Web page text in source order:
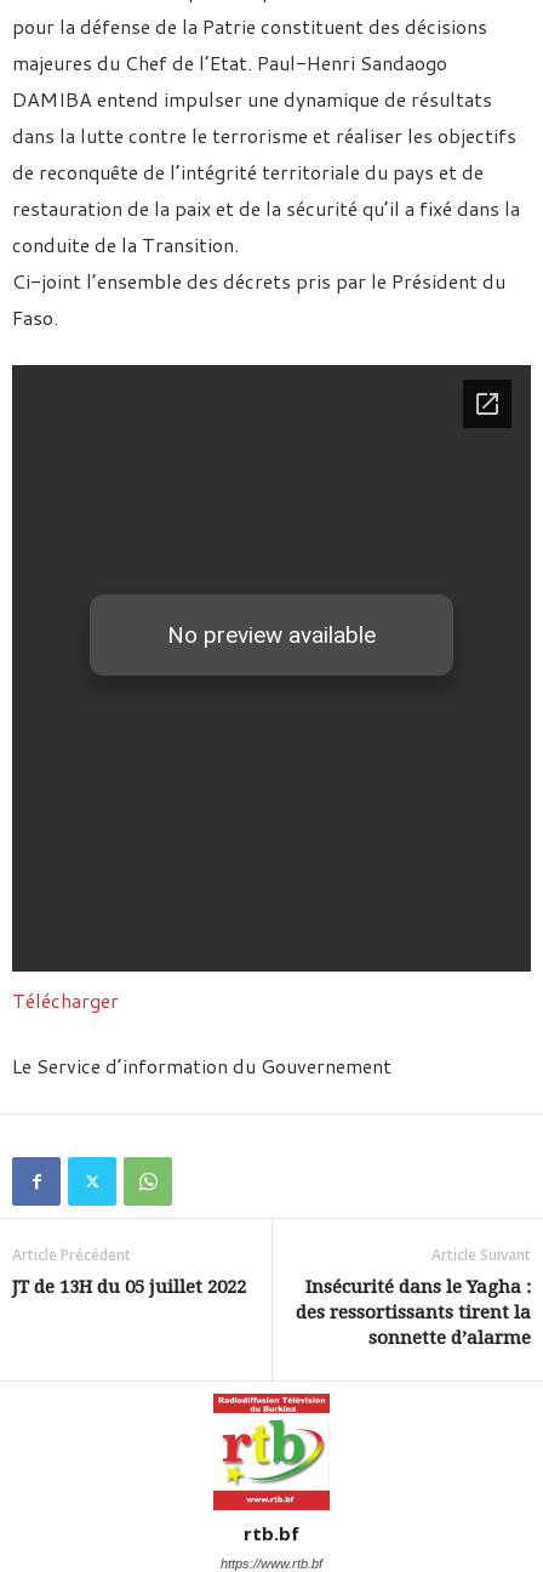
pour la défense de la Patrie constituent des décisions
majeures du Chef de l’Etat. Paul-Henri Sandaogo
DAMIBA entend impulser une dynamique de résultats
dans la lutte contre le terrorisme et réaliser les objectifs
de reconquête de l’intégrité territoriale du pays et de
restauration de la paix et de la sécurité qu’il a fixé dans la
conduite de la Transition.
Ci-joint l’ensemble des décrets pris par le Président du
Faso.
Télécharger
Le Service d’information du Gouvernement
Article Précédent
JT de 13H du 05 juillet 2022
Article Suivant
Insécurité dans le Yagha :
des ressortissants tirent la
sonnette d’alarme
rtb.bf
https://www.rtb.bf